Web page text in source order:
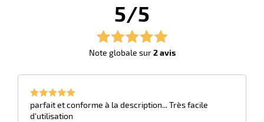
5/5
Note globale sur2 avis
parfait et conforme à la description... Très facile
d'utilisation